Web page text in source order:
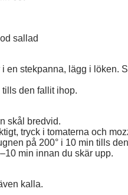
sallad
en stekpanna, lägg i löken.
den fallit ihop.
skål bredvid.
tryck i tomaterna och
på 200° i 10 min tills
min innan du skär upp.
kalla.